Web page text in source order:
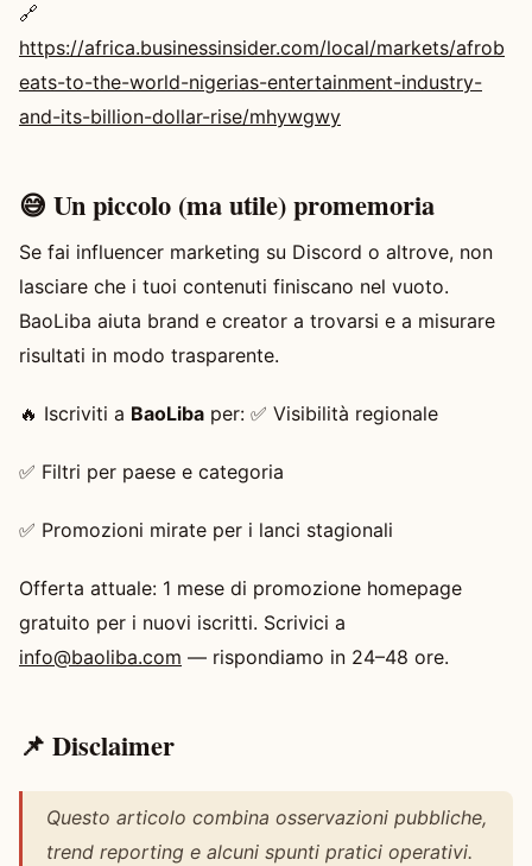
🔗
https://africa.businessinsider.com/local/markets/afrob
eats-to-the-world-nigerias-entertainment-industry-
and-its-billion-dollar-rise/mhywgwy
😅 Un piccolo (ma utile) promemoria
Se fai influencer marketing su Discord o altrove, non
lasciare che i tuoi contenuti finiscano nel vuoto.
BaoLiba aiuta brand e creator a trovarsi e a misurare
risultati in modo trasparente.
🔥 Iscriviti a BaoLiba per: ✅ Visibilità regionale
✅ Filtri per paese e categoria
✅ Promozioni mirate per i lanci stagionali
Offerta attuale: 1 mese di promozione homepage
gratuito per i nuovi iscritti. Scrivici a
info@baoliba.com — rispondiamo in 24–48 ore.
📌 Disclaimer
Questo articolo combina osservazioni pubbliche,
trend reporting e alcuni spunti pratici operativi.